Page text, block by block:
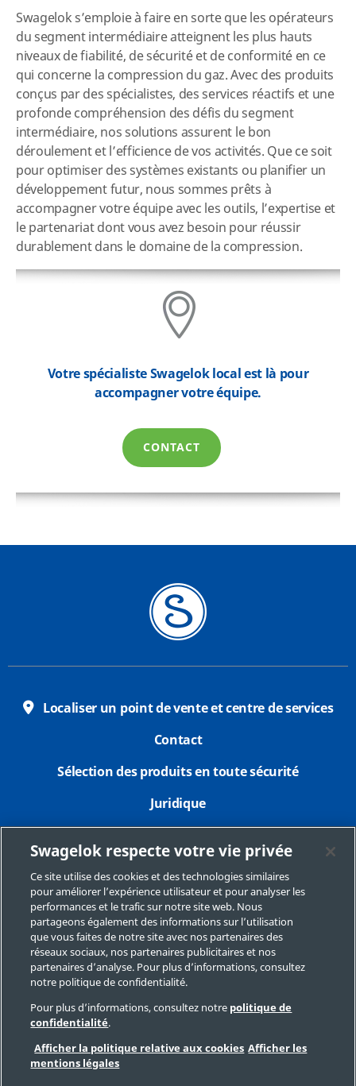
Swagelok s’emploie à faire en sorte que les opérateurs
du segment intermédiaire atteignent les plus hauts
niveaux de fiabilité, de sécurité et de conformité en ce
qui concerne la compression du gaz. Avec des produits
conçus par des spécialistes, des services réactifs et une
profonde compréhension des défis du segment
intermédiaire, nos solutions assurent le bon
déroulement et l’efficience de vos activités. Que ce soit
pour optimiser des systèmes existants ou planifier un
développement futur, nous sommes prêts à
accompagner votre équipe avec les outils, l’expertise et
le partenariat dont vous avez besoin pour réussir
durablement dans le domaine de la compression.
Votre spécialiste Swagelok local est là pour
accompagner votre équipe.
CONTACT
Localiser un point de vente et centre de services
Contact
Sélection des produits en toute sécurité
Juridique
Imprimer
Plan du site
Préférences de cookies
Ne pas vendre ou communiquer mes données
personnelles
Swagelok respecte votre vie privée
Ce site utilise des cookies et des technologies similaires
pour améliorer l’expérience utilisateur et pour analyser les
performances et le trafic sur notre site web. Nous
partageons également des informations sur l’utilisation
que vous faites de notre site avec nos partenaires des
réseaux sociaux, nos partenaires publicitaires et nos
partenaires d’analyse. Pour plus d’informations, consultez
notre politique de confidentialité.
Pour plus d’informations, consultez notre politique de
confidentialité.
Afficher la politique relative aux cookies Afficher les
mentions légales